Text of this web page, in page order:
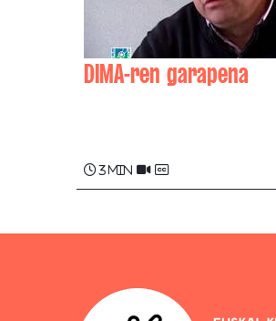
DIMA-ren garapena
3 min